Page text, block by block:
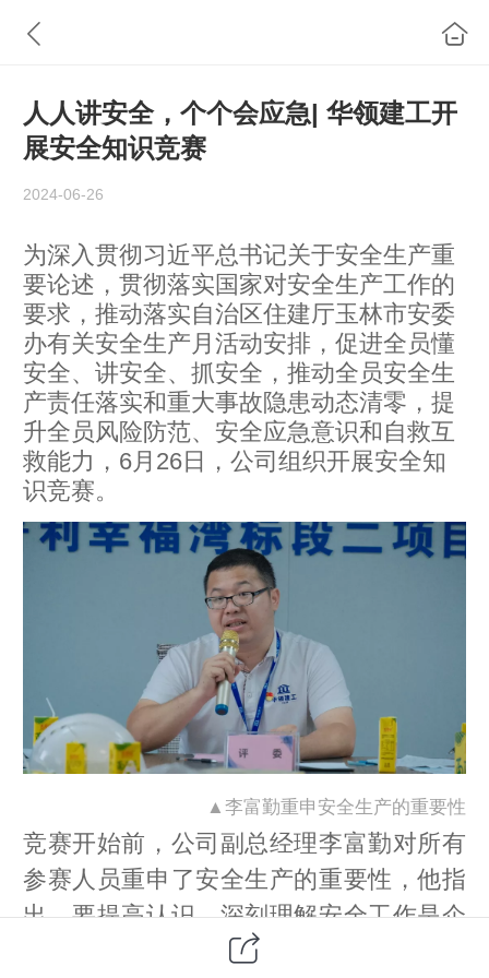
人人讲安全，个个会应急| 华领建工开
展安全知识竞赛
2024-06-26
为深入贯彻习近平总书记关于安全生产重
要论述，贯彻落实国家对安全生产工作的
要求，推动落实自治区住建厅玉林市安委
办有关安全生产月活动安排，促进全员懂
安全、讲安全、抓安全，推动全员安全生
产责任落实和重大事故隐患动态清零，提
升全员风险防范、安全应急意识和自救互
救能力，6月26日，公司组织开展安全知
识竞赛。
▲李富勤重申安全生产的重要性
竞赛开始前，公司副总经理李富勤对所有
参赛人员重申了安全生产的重要性，他指
出，要提高认识，深刻理解安全工作是企
业的生命线，时刻绷紧安全这根弦；要强